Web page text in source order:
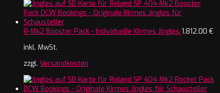
R-Mk2 Booster Pack - Individuelle Kirmes Jingles 1.812,00 €
inkl. MwSt.
zzgl. Versandkosten